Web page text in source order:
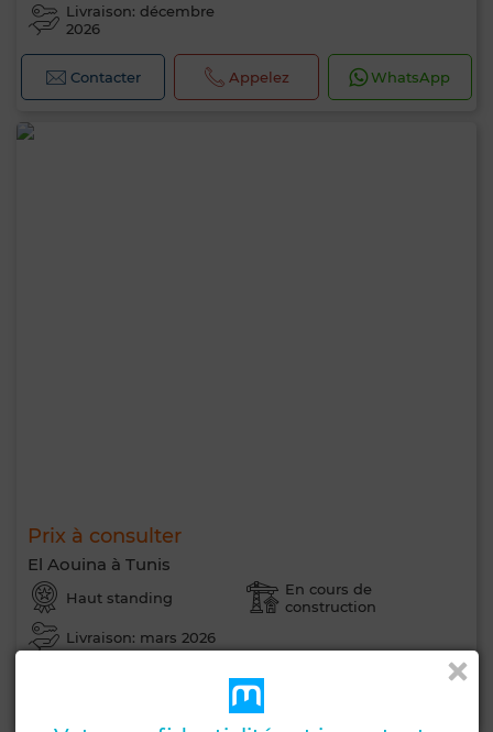
Livraison: décembre
2026
Contacter Appelez WhatsApp
Prix à consulter
El Aouina à Tunis
Haut standing
En cours de
construction
Livraison: mars 2026